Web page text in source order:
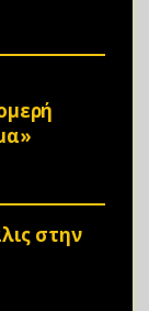
στην